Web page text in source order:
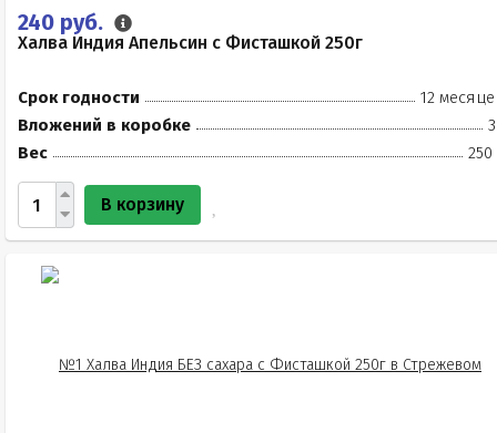
240 руб.
Халва Индия Апельсин с Фисташкой 250г
Срок годности
12
Вложений в коробке
Вес
250
В корзину